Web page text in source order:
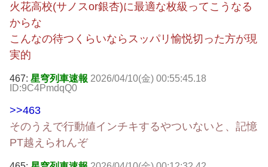
火花高校(サノスor銀杏)に最適な枚級ってこうなる
からな
こんなの待つくらいならスッパリ愉悦切った方が現
実的
467: 星穹列車速報 2026/04/10(金) 00:55:45.18
ID:9C4PmdqQ0
>>463
そのうえで行動値インチキするやついないと、記憶
PT越えられんぞ